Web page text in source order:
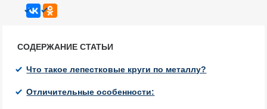
СОДЕРЖАНИЕ СТАТЬИ
Что такое лепестковые круги по металлу?
Отличительные особенности: